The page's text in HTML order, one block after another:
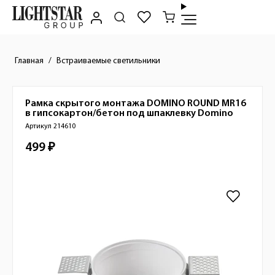
Главная Встраиваемые светильники
Краткое описание товара
Рамка скрытого монтажа DOMINO ROUND МR16
в гипсокартон/бетон под шпаклевку Domino
Артикул 214610
Стоимость товара
499 ₽